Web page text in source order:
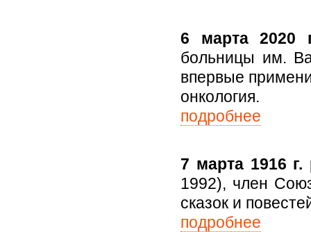
6 марта 2020
больницы им.
впервые
онкология.
подробнее
7 марта 1916 г.
1992), член
сказок и
подробнее